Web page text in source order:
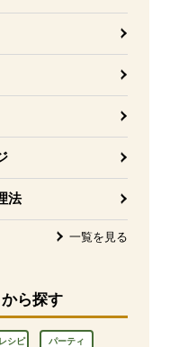
法
一覧を見る
ら探す
シピ パーティ